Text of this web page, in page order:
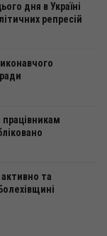
дня в Україні
репресій
та